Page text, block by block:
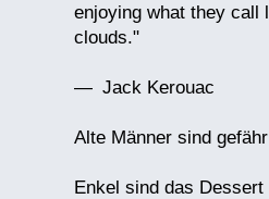
enjoying what they call
clouds."
— Jack Kerouac
Alte Männer sind
Enkel sind das Dessert